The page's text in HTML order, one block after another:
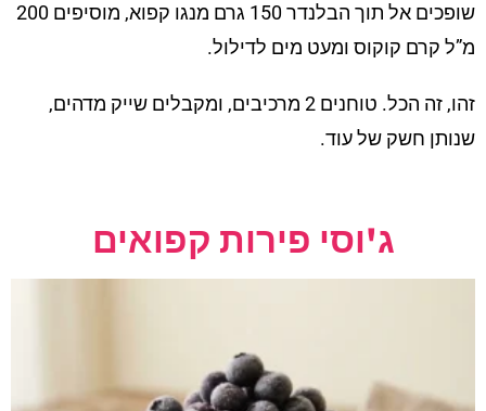
שופכים אל תוך הבלנדר 150 גרם מנגו קפוא, מוסיפים 200
מ”ל קרם קוקוס ומעט מים לדילול.
זהו, זה הכל. טוחנים 2 מרכיבים, ומקבלים שייק מדהים,
שנותן חשק של עוד.
ג'וסי פירות קפואים